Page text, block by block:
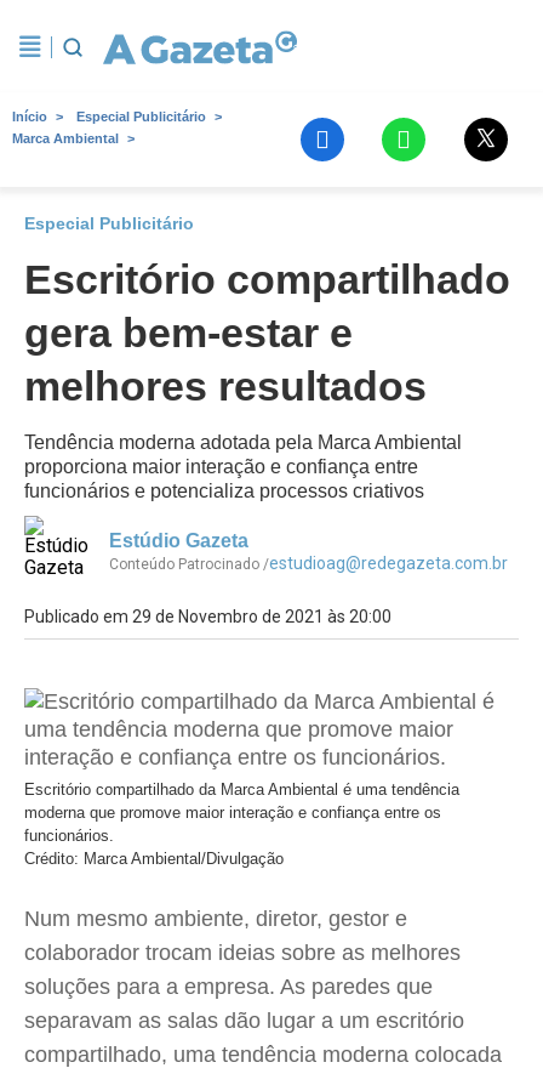
Início
Especial Publicitário
Marca Ambiental
Especial Publicitário
Escritório compartilhado
gera bem-estar e
melhores resultados
Tendência moderna adotada pela Marca Ambiental
proporciona maior interação e confiança entre
funcionários e potencializa processos criativos
Estúdio Gazeta
Conteúdo Patrocinado /estudioag@redegazeta.com.br
Publicado em 29 de Novembro de 2021 às 20:00
Escritório compartilhado da Marca Ambiental é uma tendência
moderna que promove maior interação e confiança entre os
funcionários.
Crédito: Marca Ambiental/Divulgação
Num mesmo ambiente, diretor, gestor e
colaborador trocam ideias sobre as melhores
soluções para a empresa. As paredes que
separavam as salas dão lugar a um escritório
compartilhado, uma tendência moderna colocada